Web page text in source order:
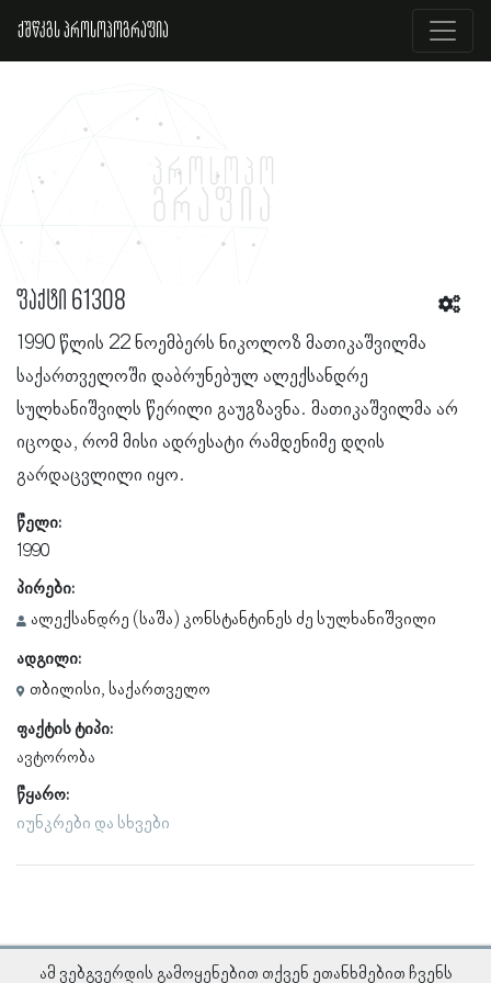
ქშწკგს პროსოპოგრაფია
ფაქტი 61308
1990 წლის 22 ნოემბერს ნიკოლოზ მათიკაშვილმა
საქართველოში დაბრუნებულ ალექსანდრე
სულხანიშვილს წერილი გაუგზავნა. მათიკაშვილმა არ
იცოდა, რომ მისი ადრესატი რამდენიმე დღის
გარდაცვლილი იყო.
წელი:
1990
პირები:
ალექსანდრე (საშა) კონსტანტინეს ძე სულხანიშვილი
ადგილი:
თბილისი, საქართველო
ფაქტის ტიპი:
ავტორობა
წყარო:
იუნკრები და სხვები
ამ ვებგვერდის გამოყენებით თქვენ ეთანხმებით ჩვენს